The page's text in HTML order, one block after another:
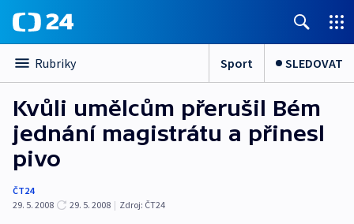
Rubriky Sport SLEDOVAT
Kvůli umělcům přerušil Bém
jednání magistrátu a přinesl
pivo
ČT24
29. 5. 2008
29. 5. 2008 | Zdroj: ČT24